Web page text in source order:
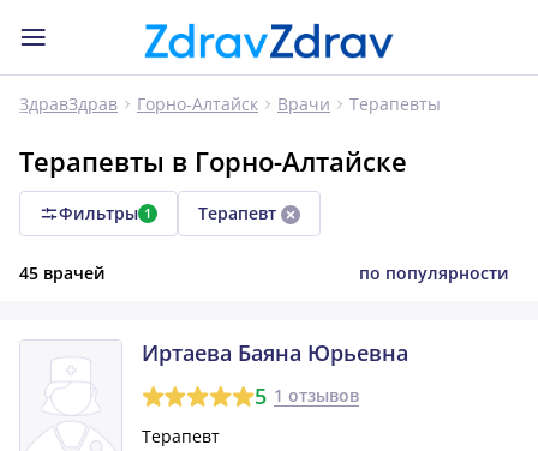
ЗдравЗдрав Горно-Алтайск Врачи Терапевты
Терапевты в Горно-Алтайске
Фильтры 1 Терапевт
45 врачей по популярности
Иртаева Баяна Юрьевна
5 1 отзывов
Терапевт